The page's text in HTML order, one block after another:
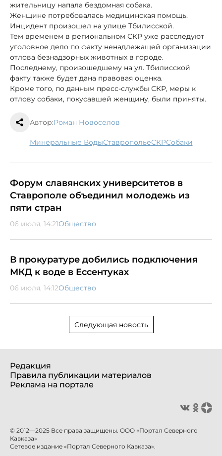
жительницу напала бездомная собака.
Женщине потребовалась медицинская помощь.
Инцидент произошел на улице Тбилисской.
Тем временем в региональном СКР уже расследуют
уголовное дело по факту ненадлежащей организации
отлова безнадзорных животных в городе.
Последнему, произошедшему на ул. Тбилисской
факту также будет дана правовая оценка.
Кроме того, по данным пресс-службы СКР, меры к
отлову собаки, покусавшей женщину, были приняты.
Автор:Роман Новоселов
Минеральные Воды Ставрополье СКР собаки
Форум славянских университетов в
Ставрополе объединил молодежь из
пяти стран
06 июля, 14:21Общество
В прокуратуре добились подключения
МКД к воде в Ессентуках
06 июля, 14:12Общество
Следующая новость
Редакция
Правила публикации материалов
Реклама на портале
© 2012—2025 Все права защищены. ООО «Портал Северного
Кавказа»
Сетевое издание «Портал Северного Кавказа».